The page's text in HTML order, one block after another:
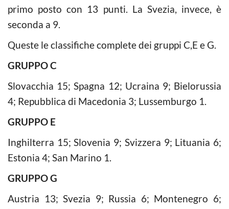
primo posto con 13 punti. La Svezia, invece, è
seconda a 9.
Queste le classifiche complete dei gruppi C,E e G.
GRUPPO C
Slovacchia 15; Spagna 12; Ucraina 9; Bielorussia
4; Repubblica di Macedonia 3; Lussemburgo 1.
GRUPPO E
Inghilterra 15; Slovenia 9; Svizzera 9; Lituania 6;
Estonia 4; San Marino 1.
GRUPPO G
Austria 13; Svezia 9; Russia 6; Montenegro 6;